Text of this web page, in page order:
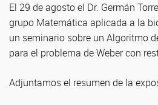
El 29 de agosto el Dr. Germán
grupo Matemática aplicada a la
un seminario sobre un Algoritmo
para el problema de Weber con
Adjuntamos el resumen de la